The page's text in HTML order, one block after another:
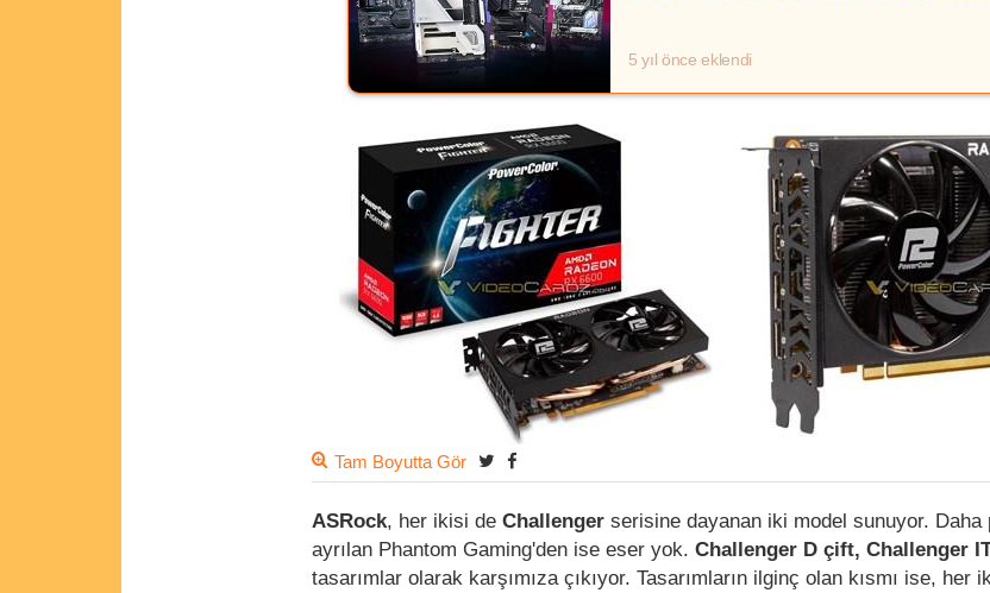
5 yıl önce eklendi
Tam Boyutta Gör
ASRock, her ikisi de Challenger serisine dayanan iki model sunuyor. Daha
ayrılan Phantom Gaming'den ise eser yok. Challenger D çift, Challenger
tasarımlar olarak karşımıza çıkıyor. Tasarımların ilginç olan kısmı ise, her